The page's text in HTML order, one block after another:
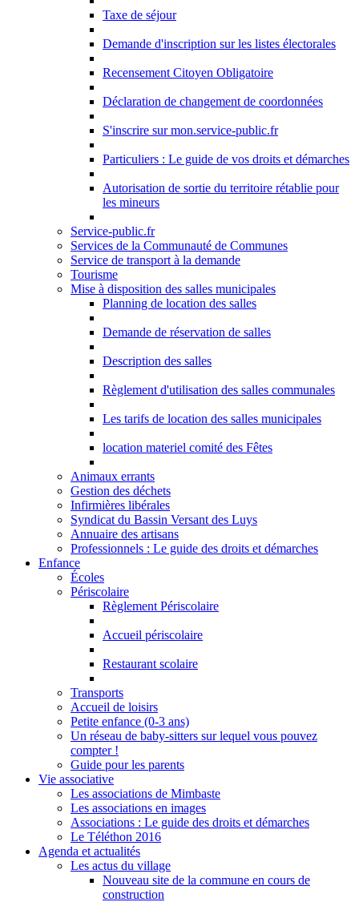
Taxe de séjour
Demande d'inscription sur les listes électorales
Recensement Citoyen Obligatoire
Déclaration de changement de coordonnées
S'inscrire sur mon.service-public.fr
Particuliers : Le guide de vos droits et démarches
Autorisation de sortie du territoire rétablie pour
les mineurs
Service-public.fr
Services de la Communauté de Communes
Service de transport à la demande
Tourisme
Mise à disposition des salles municipales
Planning de location des salles
Demande de réservation de salles
Description des salles
Règlement d'utilisation des salles communales
Les tarifs de location des salles municipales
location materiel comité des Fêtes
Animaux errants
Gestion des déchets
Infirmières libérales
Syndicat du Bassin Versant des Luys
Annuaire des artisans
Professionnels : Le guide des droits et démarches
Enfance
Écoles
Périscolaire
Règlement Périscolaire
Accueil périscolaire
Restaurant scolaire
Transports
Accueil de loisirs
Petite enfance (0-3 ans)
Un réseau de baby-sitters sur lequel vous pouvez
compter !
Guide pour les parents
Vie associative
Les associations de Mimbaste
Les associations en images
Associations : Le guide des droits et démarches
Le Téléthon 2016
Agenda et actualités
Les actus du village
Nouveau site de la commune en cours de
construction